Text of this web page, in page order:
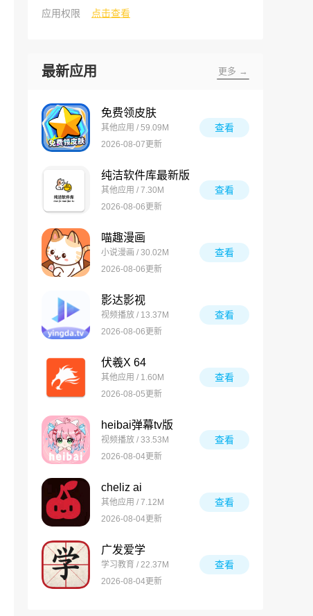
应用权限
点击查看
最新应用 更多 →
免费领皮肤
其他应用 / 59.09M
2026-08-07更新
查看
纯洁软件库最新版
其他应用 / 7.30M
2026-08-06更新
查看
喵趣漫画
小说漫画 / 30.02M
2026-08-06更新
查看
影达影视
视频播放 / 13.37M
2026-08-06更新
查看
伏羲X 64
其他应用 / 1.60M
2026-08-05更新
查看
heibai弹幕tv版
视频播放 / 33.53M
2026-08-04更新
查看
cheliz ai
其他应用 / 7.12M
2026-08-04更新
查看
广发爱学
学习教育 / 22.37M
2026-08-04更新
查看